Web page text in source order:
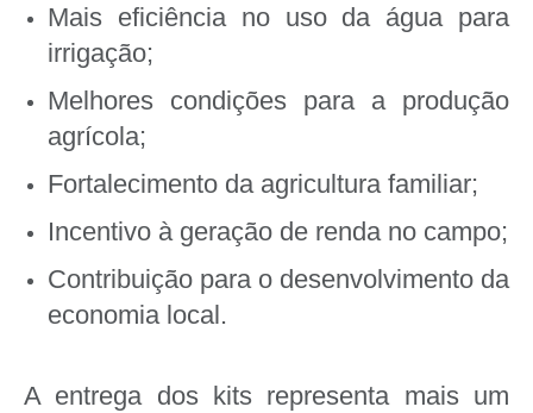
Mais eficiência no uso da água para
irrigação;
Melhores condições para a produção
agrícola;
Fortalecimento da agricultura familiar;
Incentivo à geração de renda no campo;
Contribuição para o desenvolvimento da
economia local.
A entrega dos kits representa mais um